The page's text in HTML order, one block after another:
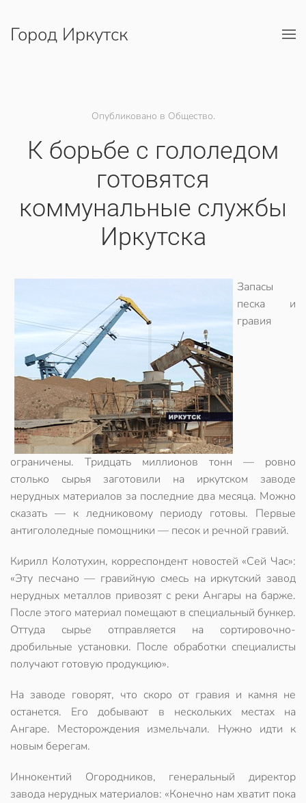
Перейти к содержимому
Город Иркутск
Опубликовано в Общество.
К борьбе с гололедом
готовятся
коммунальные службы
Иркутска
Запасы
песка и
гравия
ограничены. Тридцать миллионов тонн — ровно
столько сырья заготовили на иркутском заводе
нерудных материалов за последние два месяца. Можно
сказать — к ледниковому периоду готовы. Первые
антигололедные помощники — песок и речной гравий.
Кирилл Колотухин, корреспондент новостей «Сей Час»:
«Эту песчано — гравийную смесь на иркутский завод
нерудных металлов привозят с реки Ангары на барже.
После этого материал помещают в специальный бункер.
Оттуда сырье отправляется на сортировочно-
дробильные установки. После обработки специалисты
получают готовую продукцию».
На заводе говорят, что скоро от гравия и камня не
останется. Его добывают в нескольких местах на
Ангаре. Месторождения измельчали. Нужно идти к
новым берегам.
Иннокентий Огородников, генеральный директор
завода нерудных материалов: «Конечно нам хватит пока